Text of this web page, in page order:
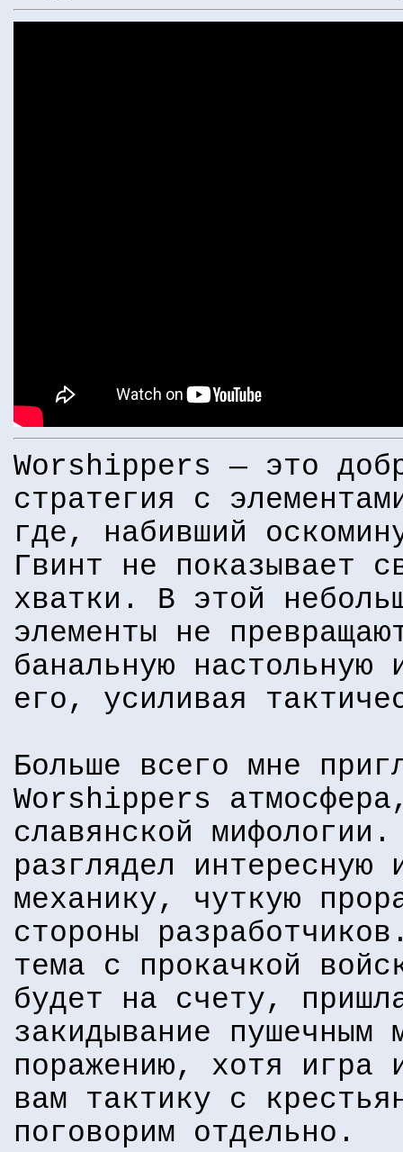
Worshippers — это
стратегия с
где, набивший
Гвинт не показывает
хватки. В этой
элементы не
банальную
его, усиливая
Больше всего мне
Worshippers
славянской
разглядел интересную
механику, чуткую
стороны
тема с прокачкой
будет на счету,
закидывание пушечным
поражению, хотя игра
вам тактику с
поговорим отдельно.